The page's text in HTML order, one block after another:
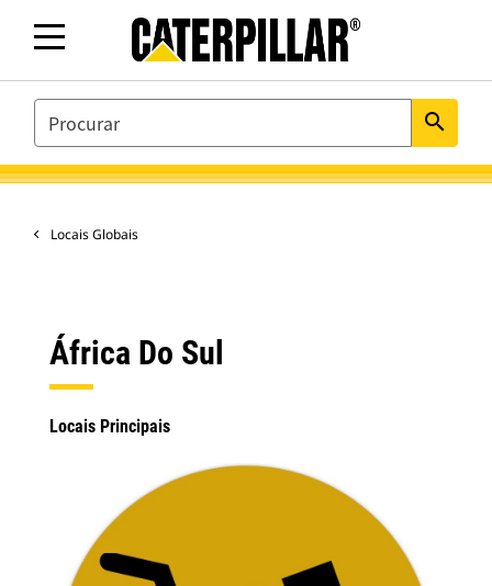
SEARCH search
Locais Globais
África Do Sul
Locais Principais